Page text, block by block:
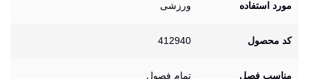
مورد استفاده ورزشی
کد محصول 412940
مناسب فصل تمام فصول